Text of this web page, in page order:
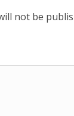
not be